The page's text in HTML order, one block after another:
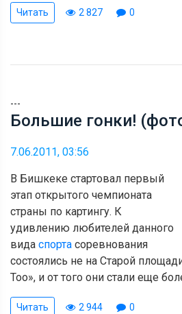
Читать 2 827 0
---
Большие гонки!
7.06.2011, 03:56
В Бишкеке стартовал первый
этап открытого чемпионата
страны по картингу. К
удивлению любителей данного
вида спорта соревнования
состоялись не на Старой
Тоо», и от того они стали еще
Читать 2 944 0